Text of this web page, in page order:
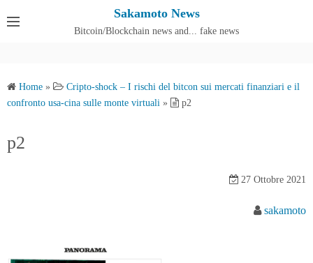
Sakamoto News
Bitcoin/Blockchain news and... fake news
Home »
Cripto-shock – I rischi del bitcon sui mercati finanziari e il
confronto usa-cina sulle monte virtuali » p2
p2
27 Ottobre 2021
sakamoto